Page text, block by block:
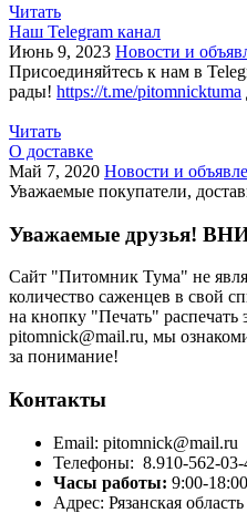
Читать
Наш Telegram канал
Июнь 9, 2023 Новости и
Присоединяйтесь к нам в
рады! https://t.me/pitomnicktuma
Читать
О доставке
Май 7, 2020 Новости и
Уважаемые покупатели,
Уважаемые друзья!
Сайт "Питомник Тума" не
количество саженцев в свой
на кнопку "Печать"
рitоmniсk@mаil.ru, мы
за понимание!
Контакты
Email: pitomnick@mail.ru
Телефоны: 8.910-562-
Часы работы: 9:00-18:00
Адрес: Рязанская